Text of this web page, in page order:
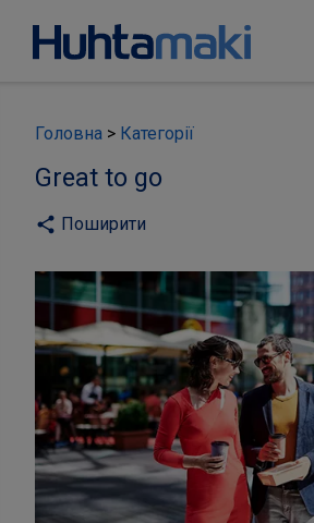
Головна Категорії
Great to go
share Поширити